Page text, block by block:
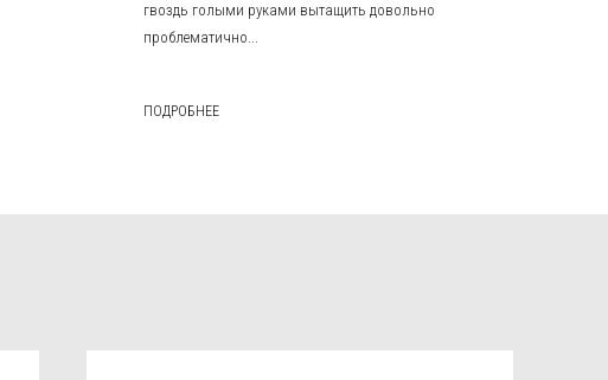
гвоздь голыми руками вытащить довольно
проблематично...
ПОДРОБНЕЕ